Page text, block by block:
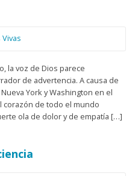
la voz de Dios parece
de advertencia. A causa de
York y Washington en el
de todo el mundo
ola de dolor y de empatía […]